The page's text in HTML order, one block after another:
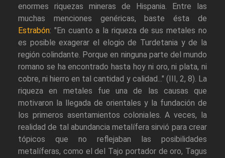
enormes riquezas mineras de Hispania. Entre las
muchas menciones genéricas, baste ésta de
Estrabón: "En cuanto a la riqueza de sus metales no
es posible exagerar el elogio de Turdetania y de la
región colindante. Porque en ninguna parte del mundo
romano se ha encontrado hasta hoy ni oro, ni plata, ni
cobre, ni hierro en tal cantidad y calidad..." (III, 2, 8). La
riqueza en metales fue una de las causas que
motivaron la llegada de orientales y la fundación de
los primeros asentamientos coloniales. A veces, la
realidad de tal abundancia metalífera sirvió para crear
tópicos que no reflejaban las posibilidades
metalíferas, como el del Tajo portador de oro, Tagus